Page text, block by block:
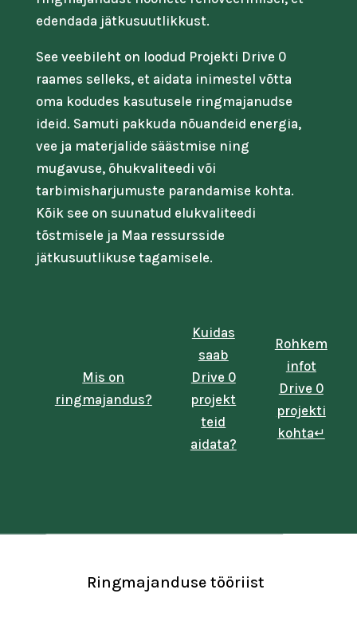
edendada jätkusuutlikkust.
See veebileht on loodud Projekti Drive 0
raames selleks, et aidata inimestel võtta
oma kodudes kasutusele ringmajanudse
ideid. Samuti pakkuda nõuandeid energia,
vee ja materjalide säästmise ning
mugavuse, õhukvaliteedi või
tarbimisharjumuste parandamise kohta.
Kõik see on suunatud elukvaliteedi
tõstmisele ja Maa ressursside
jätkusuutlikuse tagamisele.
Mis on
ringmajandus?
Kuidas
saab
Drive 0
projekt
teid
aidata?
Rohkem
infot
Drive 0
projekti
kohta↵
Ringmajanduse tööriist